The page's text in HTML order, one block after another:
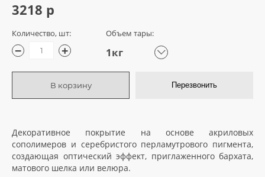
Декоративное покрытие на основе акриловых
сополимеров и серебристого перламутрового пигмента,
создающая оптический эффект, приглаженного бархата,
матового шелка или велюра.
Объем тары:
1кг
Количество, шт:
− +
3218 р
В корзину Перезвонить